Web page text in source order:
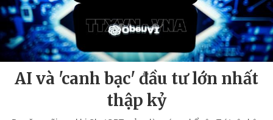
AI và 'canh bạc' đầu tư lớn nhất
thập kỷ